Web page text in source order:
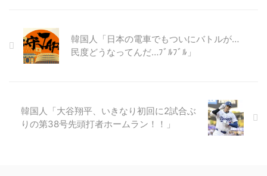
韓国人「日本の電車でもついにバトルが…
民度どうなってんだ…ﾌﾞﾙﾌﾞﾙ」
韓国人「大谷翔平、いきなり初回に2試合ぶ
りの第38号先頭打者ホームラン！！」